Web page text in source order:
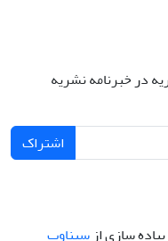
در خبرنامه نشریه
اشتراک
سازی از سیناوب